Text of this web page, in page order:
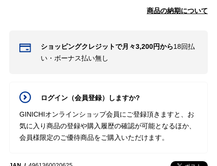
商品の納期について
ショッピングクレジットで月々3,200円から18回払
い・ボーナス払い無し
ログイン（会員登録）しますか?
GINICHIオンラインショップ会員にご登録頂きますと、お
気に入り商品の登録や購入履歴の確認が可能となるほか、
会員様限定のご優待商品をご購入いただけます。